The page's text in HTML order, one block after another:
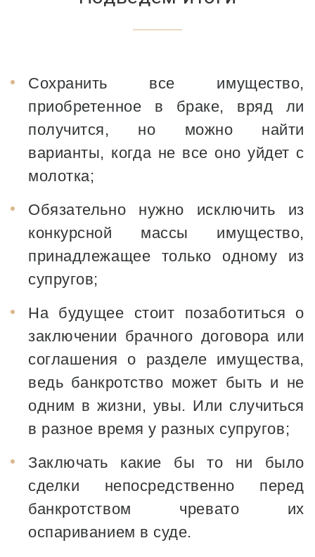
Сохранить все имущество,
приобретенное в браке, вряд ли
получится, но можно найти
варианты, когда не все оно уйдет с
молотка;
Обязательно нужно исключить из
конкурсной массы имущество,
принадлежащее только одному из
супругов;
На будущее стоит позаботиться о
заключении брачного договора или
соглашения о разделе имущества,
ведь банкротство может быть и не
одним в жизни, увы. Или случиться
в разное время у разных супругов;
Заключать какие бы то ни было
сделки непосредственно перед
банкротством чревато их
оспариванием в суде.